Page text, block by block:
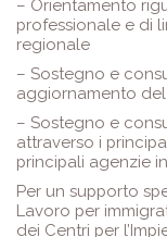
– Orientamento
professionale e di
regionale
– Sostegno e
aggiornamento
– Sostegno e
attraverso i
principali agenzie
Per un supporto
Lavoro per
dei Centri per